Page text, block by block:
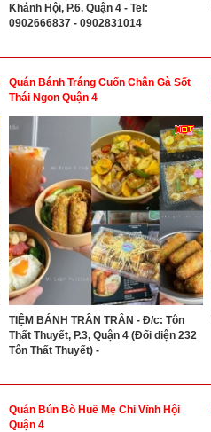
Khánh Hội, P.6, Quận 4 - Tel:
0902666837 - 0902831014
Quán Bánh Tráng Cuốn Chân Gà Sốt
Thái Ngon Quận 4
TIỆM BÁNH TRÂN TRÂN - Đ/c: Tôn
Thất Thuyết, P.3, Quận 4 (Đối diện 232
Tôn Thất Thuyết) -
Quán Bún Bò Huế Mẹ Chi Vĩnh Hội
Quận 4